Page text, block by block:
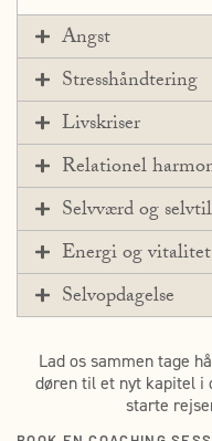
Angst
Stresshåndtering
Livskriser
Relationel
Selvværd og
Energi og vitalitet
Selvopdagelse
Lad os sammen tage
døren til et nyt kapitel i
starte